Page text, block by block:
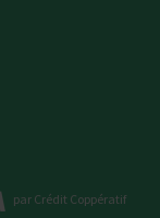
par Crédit Coppératif